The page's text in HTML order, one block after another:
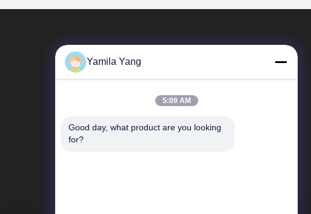
त्वरित लिंक
Yamila Yang
5:09 AM
Good day, what product are you looking
for?